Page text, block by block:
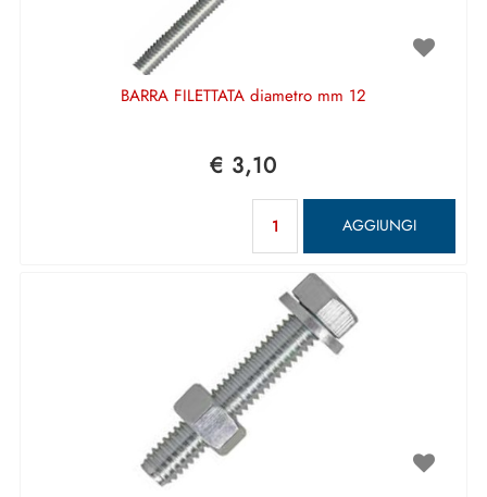
BARRA FILETTATA diametro mm 12
€ 3,10
AGGIUNGI